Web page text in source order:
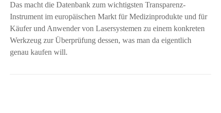
Das macht die Datenbank zum wichtigsten Transparenz-
Instrument im europäischen Markt für Medizinprodukte und für
Käufer und Anwender von Lasersystemen zu einem konkreten
Werkzeug zur Überprüfung dessen, was man da eigentlich
genau kaufen will.